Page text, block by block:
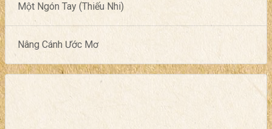
Một Ngón Tay (Thiếu Nhi)
Nâng Cánh Ước Mơ